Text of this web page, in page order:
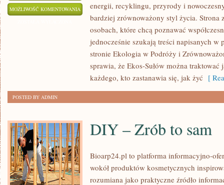
MOŻLIWOŚĆ KOMENTOWANIA
DOMU
energii, recyklingu, przyrody i
bardziej zrównoważony styl życia. Strona
osobach, które chcą poznawać
jednocześnie szukają treści napisanych w
stronie Ekologia w Podróży i
sprawia, że Ekos-Sułów można
każdego, kto zastanawia się, jak żyć [
POSTED BY ADMIN
DIY – Zrób to sam
Bioarp24.pl to platforma informacyjno-
wokół produktów kosmetycznych
rozumiana jako praktyczne źródło